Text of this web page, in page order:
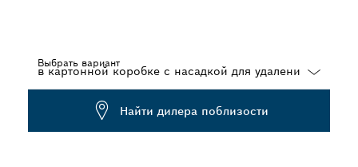
Выбрать вариант
Найти дилера поблизости